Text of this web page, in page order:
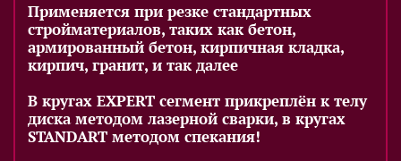
Применяется при резке стандартных
стройматериалов, таких как бетон,
армированный бетон, кирпичная кладка,
кирпич, гранит, и так далее
В кругах EXPERT сегмент прикреплён к телу
диска методом лазерной сварки, в кругах
STANDART методом спекания!